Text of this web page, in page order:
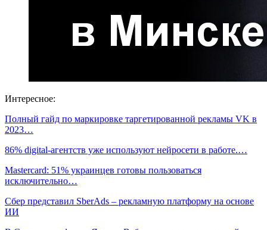
Интересное:
Полный гайд по маркировке таргетированной рекламы VK в
2023…
86% digital-агентств уже используют нейросети в работе.…
Mastercard: 51% украинцев готовы пользоваться
исключительно…
Сбер представил SberAds – рекламную платформу на основе
ИИ